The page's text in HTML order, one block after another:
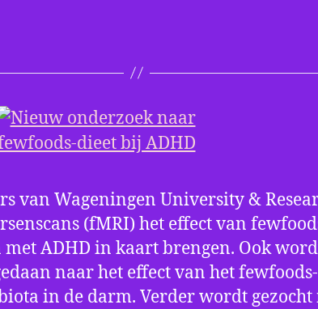
van Wageningen University &
(fMRI) het effect van
ADHD in kaart brengen. Ook
naar het effect van het
in de darm. Verder wordt